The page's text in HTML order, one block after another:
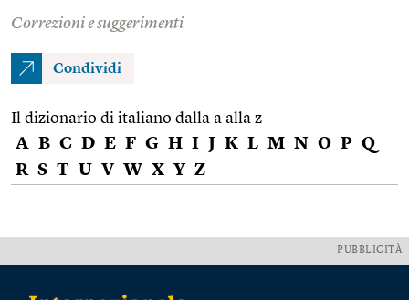
Correzioni e suggerimenti
Condividi
Il dizionario di italiano dalla a alla z
A B C D E F G H I J K L M N O P Q
R S T U V W X Y Z
PUBBLICITÀ